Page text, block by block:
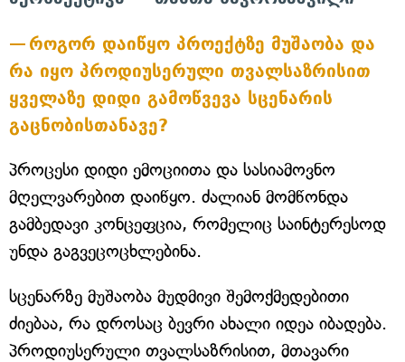
როგორ დაიწყო პროექტზე მუშაობა და
რა იყო პროდიუსერული თვალსაზრისით
ყველაზე დიდი გამოწვევა სცენარის
გაცნობისთანავე?
პროცესი დიდი ემოციითა და სასიამოვნო
მღელვარებით დაიწყო. ძალიან მომწონდა
გამბედავი კონცეფცია, რომელიც საინტერესოდ
უნდა გაგვეცოცხლებინა.
სცენარზე მუშაობა მუდმივი შემოქმედებითი
ძიებაა, რა დროსაც ბევრი ახალი იდეა იბადება.
პროდიუსერული თვალსაზრისით, მთავარი